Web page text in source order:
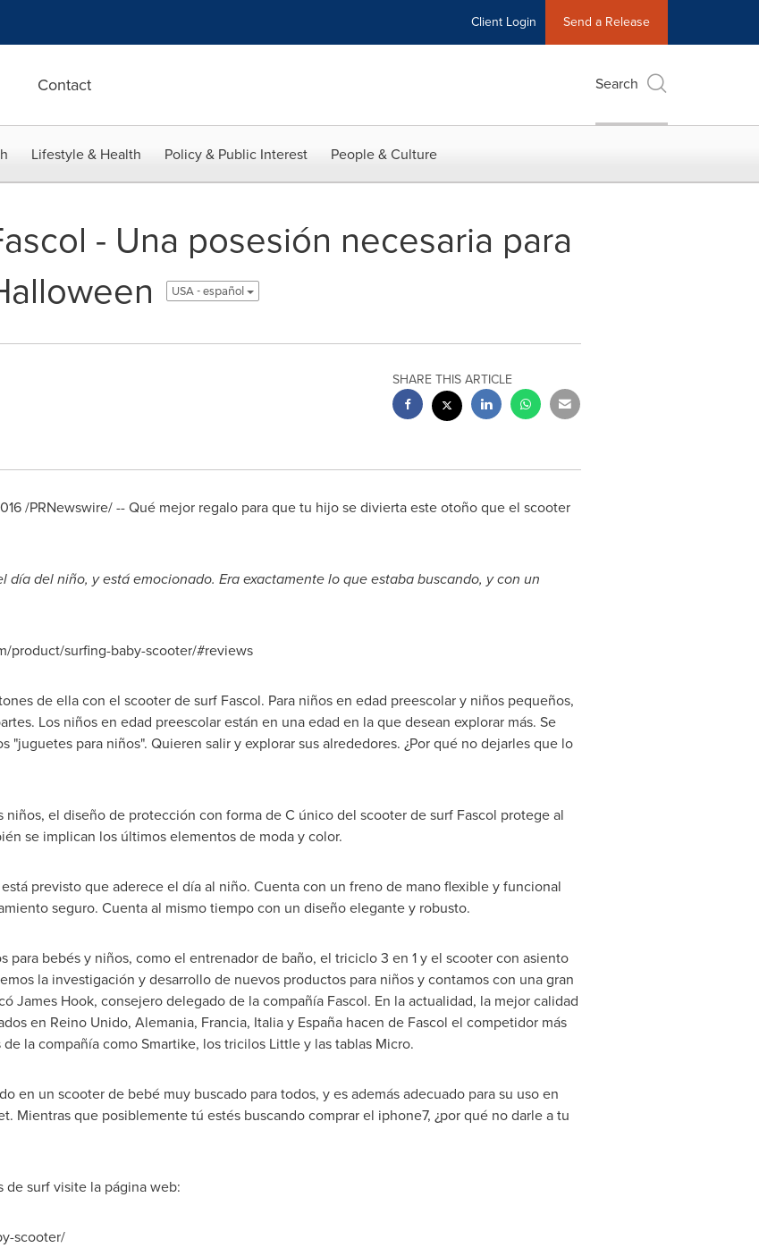
Client Login Send a Release
Contact Search
Lifestyle & Health Policy & Public Interest People & Culture
- Una posesión necesaria para
USA - español
SHARE THIS ARTICLE
/PRNewswire/ -- Qué mejor regalo para que tu hijo se divierta este otoño que el scooter
día del niño, y está emocionado. Era exactamente lo que estaba buscando, y con un
product/surfing-baby-scooter/#reviews
de ella con el scooter de surf Fascol. Para niños en edad preescolar y niños pequeños,
Los niños en edad preescolar están en una edad en la que desean explorar más. Se
para niños". Quieren salir y explorar sus alrededores. ¿Por qué no dejarles que lo
el diseño de protección con forma de C único del scooter de surf Fascol protege al
se implican los últimos elementos de moda y color.
previsto que aderece el día al niño. Cuenta con un freno de mano flexible y funcional
seguro. Cuenta al mismo tiempo con un diseño elegante y robusto.
para bebés y niños, como el entrenador de baño, el triciclo 3 en 1 y el scooter con asiento
la investigación y desarrollo de nuevos productos para niños y contamos con una gran
James Hook, consejero delegado de la compañía Fascol. En la actualidad, la mejor calidad
en Reino Unido, Alemania, Francia, Italia y España hacen de Fascol el competidor más
la compañía como Smartike, los tricilos Little y las tablas Micro.
en un scooter de bebé muy buscado para todos, y es además adecuado para su uso en
Mientras que posiblemente tú estés buscando comprar el iphone7, ¿por qué no darle a tu
de surf visite la página web:
scooter/